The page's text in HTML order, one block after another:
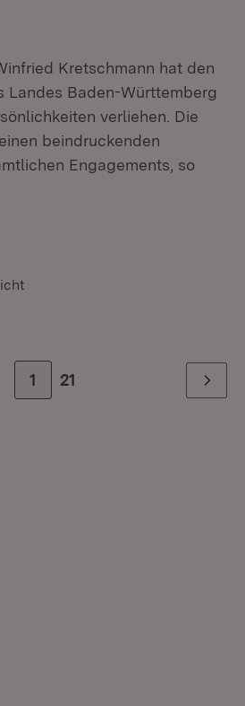
Kretschmann hat den
Landes Baden-Württemberg
verliehen. Die
beindruckenden
Engagements, so
Zur Seite
1 Zur letzten Seite
21 Weiter